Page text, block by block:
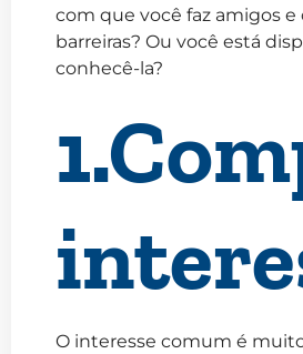
com que você faz amigos
barreiras? Ou você está
conhecê-la?
O interesse comum é